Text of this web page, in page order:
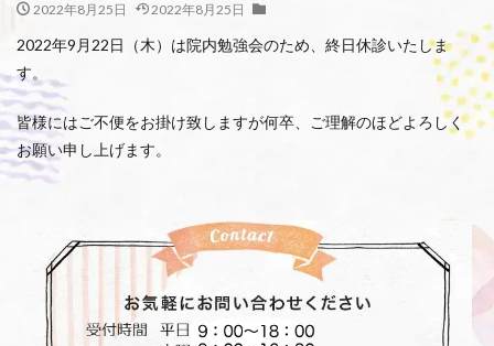
2022年8月25日 2022年8月25日
2022年9月22日（木）は院内勉強会のため、終日休診いたしま
す。
皆様にはご不便をお掛け致しますが何卒、ご理解のほどよろしく
お願い申し上げます。